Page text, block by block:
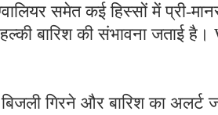
समेत कई हिस्सों में प्री-
बारिश की संभावना जताई है।
गिरने और बारिश का